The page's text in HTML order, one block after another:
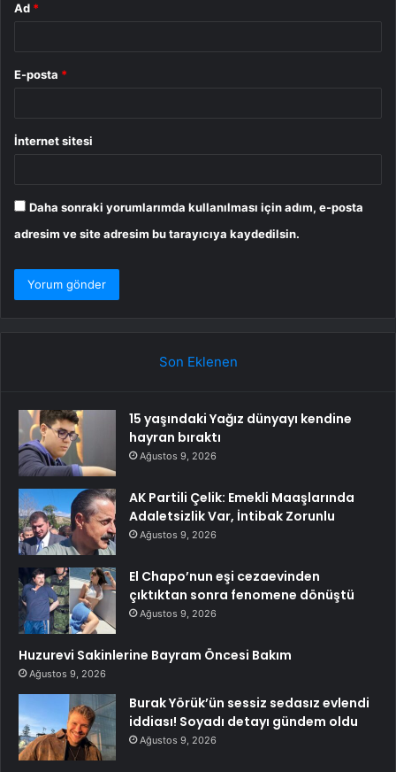
Ad *
E-posta *
İnternet sitesi
Daha sonraki yorumlarımda kullanılması için adım, e-posta
adresim ve site adresim bu tarayıcıya kaydedilsin.
Son Eklenen
15 yaşındaki Yağız dünyayı kendine
hayran bıraktı
Ağustos 9, 2026
AK Partili Çelik: Emekli Maaşlarında
Adaletsizlik Var, İntibak Zorunlu
Ağustos 9, 2026
El Chapo’nun eşi cezaevinden
çıktıktan sonra fenomene dönüştü
Ağustos 9, 2026
Huzurevi Sakinlerine Bayram Öncesi Bakım
Ağustos 9, 2026
Burak Yörük’ün sessiz sedasız evlendi
iddiası! Soyadı detayı gündem oldu
Ağustos 9, 2026